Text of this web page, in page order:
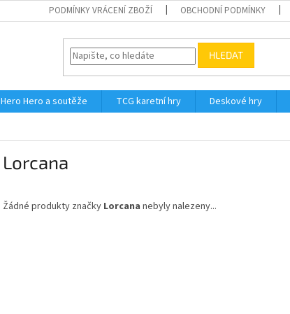
PODMÍNKY VRÁCENÍ ZBOŽÍ OBCHODNÍ PODMÍNKY
HLEDAT
Hero Hero a soutěže TCG karetní hry Deskové hry
Lorcana
Žádné produkty značky Lorcana nebyly nalezeny...